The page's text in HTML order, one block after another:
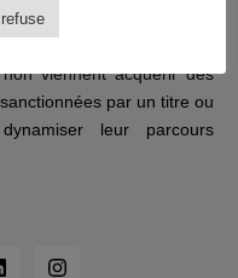
viennent acquérir des
par un titre ou
leur parcours